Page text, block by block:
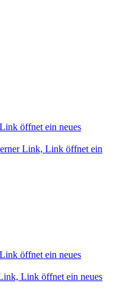
öffnet ein neues
Link, Link öffnet ein
öffnet ein neues
Link öffnet ein neues